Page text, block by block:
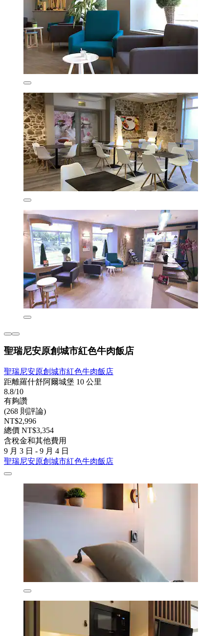
聖瑞尼安原創城市紅色牛肉飯店
聖瑞尼安原創城市紅色牛肉飯店
距離羅什舒阿爾城堡 10 公里
8.8/10
有夠讚
(268 則評論)
NT$2,996
總價 NT$3,354
含稅金和其他費用
9 月 3 日 - 9 月 4 日
聖瑞尼安原創城市紅色牛肉飯店